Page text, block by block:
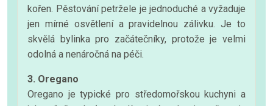
kořen. Pěstování petržele je jednoduché a vyžaduje
jen mírné osvětlení a pravidelnou zálivku. Je to
skvělá bylinka pro začátečníky, protože je velmi
odolná a nenáročná na péči.
3. Oregano
Oregano je typické pro středomořskou kuchyni a